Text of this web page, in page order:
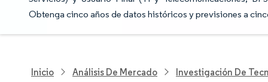
Obtenga cinco años de datos históricos y previsiones a
Inicio Análisis De Mercado Investigación De